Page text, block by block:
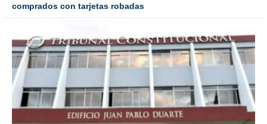
comprados con tarjetas robadas